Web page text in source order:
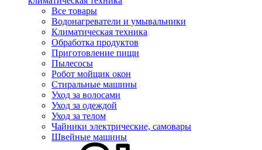
Все товары
Водонагреватели и умывальники
Климатическая техника
Обработка продуктов
Приготовление пищи
Пылесосы
Робот мойщик окон
Стиральные машины
Уход за волосами
Уход за одеждой
Уход за телом
Чайники электрические, самовары
Швейные машины